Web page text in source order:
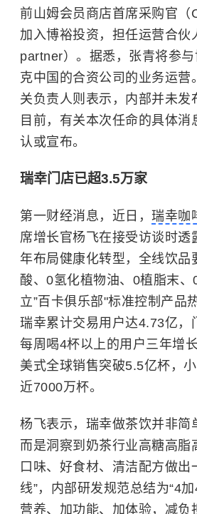
前山姆会员商店首席采购官（
加入博裕投资，担任运营合伙
partner）。据悉，张青将参
克中国的合资公司的业务运营
关负责人则表示，内部并未发
目前，有关本次任命的具体消
认或宣布。
瑞幸门店已超3.5万家
第一财经消息，近日， 瑞幸咖
席增长官杨飞在接受访谈时透
年布局健康化转型，全线饮品
酸、0氢化植物油、0植脂末
立”百卡俱乐部"标准控制产品
瑞幸累计交易用户达4.73亿，
每周喝4杯以上的用户三年增
美式全球销售突破5.5亿杯，
近7000万杯。
杨飞表示，瑞幸做茶饮并非简
而是洞察到奶茶行业高糖高脂
口味、好食材、清洁配方做出
线”，内部研发规范总结为“4
营养、加功能、加体验，减负